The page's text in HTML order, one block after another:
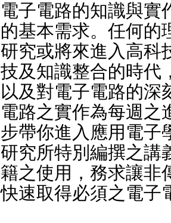
電子電路的知識與實
的基本需求。任何的
研究或將來進入高科
技及知識整合的時代
以及對電子電路的深
電路之實作為每週之
步帶你進入應用電子
研究所特別編撰之講
籍之使用，務求讓非
快速取得必須之電子